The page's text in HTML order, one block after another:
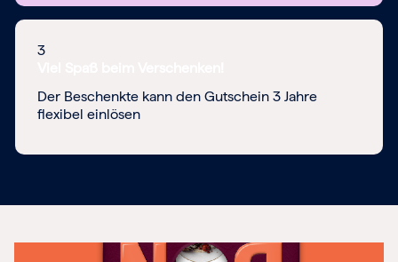
3
Der Beschenkte kann den Gutschein 3 Jahre
flexibel einlösen